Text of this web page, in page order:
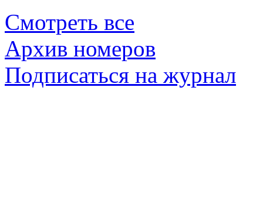
Смотреть все
Архив номеров
Подписаться на журнал